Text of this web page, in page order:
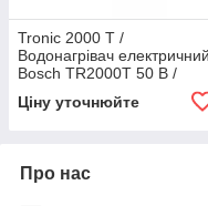
Tronic 2000 T /
Водонагрівач електричний
Bosch TR2000T 50 B /
Ціну уточнюйте
Про нас